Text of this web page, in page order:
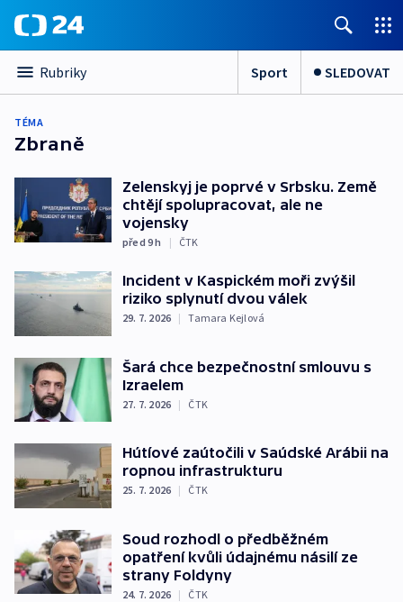
Rubriky Sport SLEDOVAT
TÉMA
Zbraně
Zelenskyj je poprvé v Srbsku. Země
chtějí spolupracovat, ale ne
vojensky
před 9h | ČTK
Incident v Kaspickém moři zvýšil
riziko splynutí dvou válek
29. 7. 2026 | Tamara Kejlová
Šará chce bezpečnostní smlouvu s
Izraelem
27. 7. 2026 | ČTK
Hútíové zaútočili v Saúdské Arábii na
ropnou infrastrukturu
25. 7. 2026 | ČTK
Soud rozhodl o předběžném
opatření kvůli údajnému násilí ze
strany Foldyny
24. 7. 2026 | ČTK